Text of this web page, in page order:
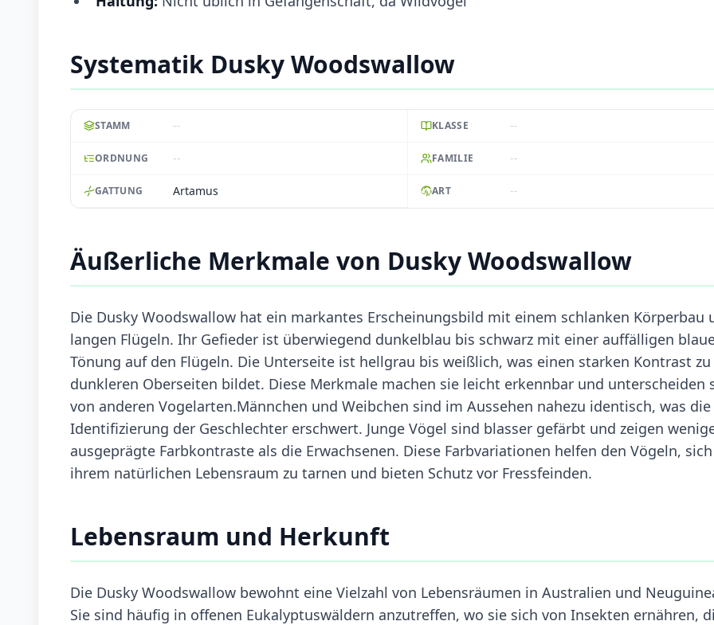
Systematik Dusky Woodswallow
STAMM -- KLASSE --
ORDNUNG -- FAMILIE --
GATTUNG Artamus ART --
Äußerliche Merkmale von Dusky Woodswallow
Die Dusky Woodswallow hat ein markantes Erscheinungsbild mit einem schlanken Körperbau
langen Flügeln. Ihr Gefieder ist überwiegend dunkelblau bis schwarz mit einer auffälligen
Tönung auf den Flügeln. Die Unterseite ist hellgrau bis weißlich, was einen starken Kontrast
dunkleren Oberseiten bildet. Diese Merkmale machen sie leicht erkennbar und unterscheiden
von anderen Vogelarten.Männchen und Weibchen sind im Aussehen nahezu identisch, was die
Identifizierung der Geschlechter erschwert. Junge Vögel sind blasser gefärbt und zeigen
ausgeprägte Farbkontraste als die Erwachsenen. Diese Farbvariationen helfen den Vögeln,
ihrem natürlichen Lebensraum zu tarnen und bieten Schutz vor Fressfeinden.
Lebensraum und Herkunft
Die Dusky Woodswallow bewohnt eine Vielzahl von Lebensräumen in Australien und
Sie sind häufig in offenen Eukalyptuswäldern anzutreffen, wo sie sich von Insekten ernähren,